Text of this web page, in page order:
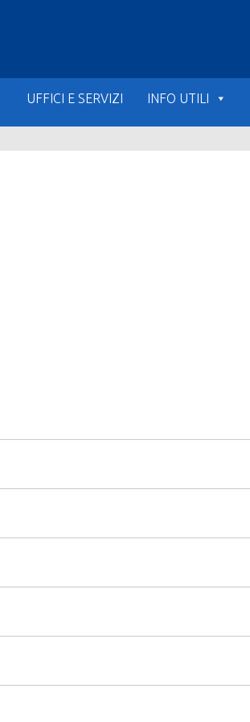
UFFICI E SERVIZI INFO UTILI